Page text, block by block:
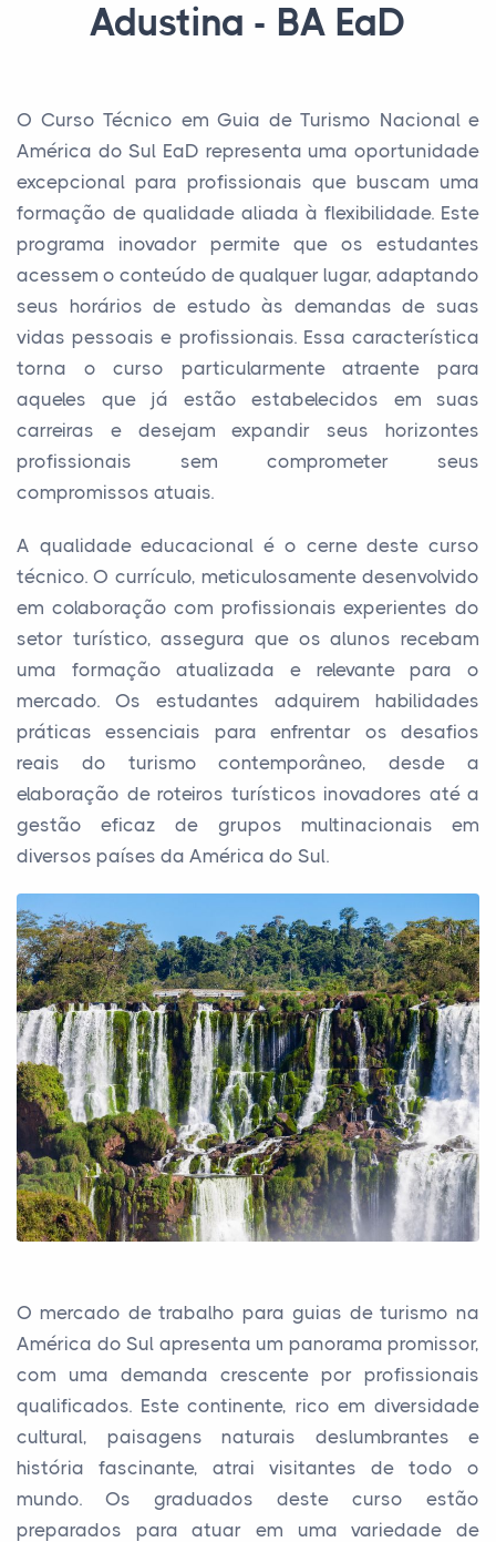
Adustina - BA EaD
O Curso Técnico em Guia de Turismo Nacional e
América do Sul EaD representa uma oportunidade
excepcional para profissionais que buscam uma
formação de qualidade aliada à flexibilidade. Este
programa inovador permite que os estudantes
acessem o conteúdo de qualquer lugar, adaptando
seus horários de estudo às demandas de suas
vidas pessoais e profissionais. Essa característica
torna o curso particularmente atraente para
aqueles que já estão estabelecidos em suas
carreiras e desejam expandir seus horizontes
profissionais sem comprometer seus
compromissos atuais.
A qualidade educacional é o cerne deste curso
técnico. O currículo, meticulosamente desenvolvido
em colaboração com profissionais experientes do
setor turístico, assegura que os alunos recebam
uma formação atualizada e relevante para o
mercado. Os estudantes adquirem habilidades
práticas essenciais para enfrentar os desafios
reais do turismo contemporâneo, desde a
elaboração de roteiros turísticos inovadores até a
gestão eficaz de grupos multinacionais em
diversos países da América do Sul.
O mercado de trabalho para guias de turismo na
América do Sul apresenta um panorama promissor,
com uma demanda crescente por profissionais
qualificados. Este continente, rico em diversidade
cultural, paisagens naturais deslumbrantes e
história fascinante, atrai visitantes de todo o
mundo. Os graduados deste curso estão
preparados para atuar em uma variedade de